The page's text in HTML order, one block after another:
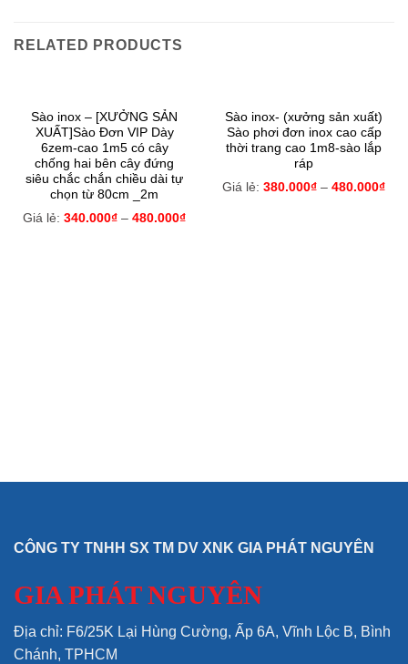
RELATED PRODUCTS
Sào inox – [XƯỞNG SẢN
XUẤT]Sào Đơn VIP Dày
6zem-cao 1m5 có cây
chống hai bên cây đứng
siêu chắc chắn chiều dài tự
chọn từ 80cm _2m
Giá lẻ: 340.000₫ – 480.000₫
Sào inox- (xưởng sản xuất)
Sào phơi đơn inox cao cấp
thời trang cao 1m8-sào lắp
ráp
Giá lẻ: 380.000₫ – 480.000₫
CÔNG TY TNHH SX TM DV XNK GIA PHÁT NGUYÊN
GIA PHÁT NGUYÊN
Địa chỉ: F6/25K Lại Hùng Cường, Ấp 6A, Vĩnh Lộc B, Bình
Chánh, TPHCM